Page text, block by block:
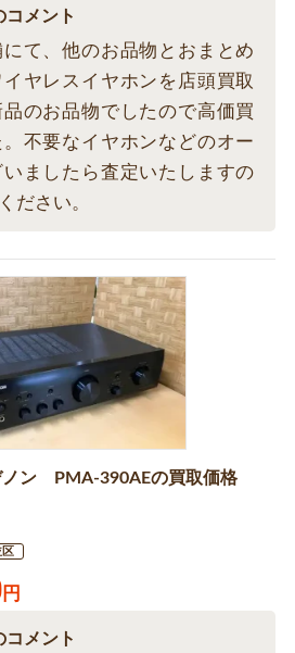
コメント
て、他のお品物とおまとめ
ヤレスイヤホンを店頭買取
のお品物でしたので高価買
不要なイヤホンなどのオー
ましたら査定いたしますの
ださい。
ン PMA-390AEの買取価格
区
円
コメント